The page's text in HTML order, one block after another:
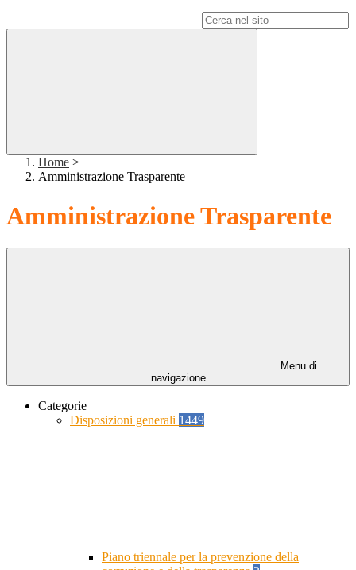
Home >
Amministrazione Trasparente
Amministrazione Trasparente
Menu di
navigazione
Categorie
Disposizioni generali 1449
Piano triennale per la prevenzione della